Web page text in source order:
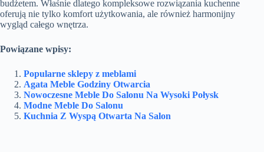
budżetem. Właśnie dlatego kompleksowe rozwiązania kuchenne
oferują nie tylko komfort użytkowania, ale również harmonijny
wygląd całego wnętrza.
Powiązane wpisy:
Popularne sklepy z meblami
Agata Meble Godziny Otwarcia
Nowoczesne Meble Do Salonu Na Wysoki Połysk
Modne Meble Do Salonu
Kuchnia Z Wyspą Otwarta Na Salon